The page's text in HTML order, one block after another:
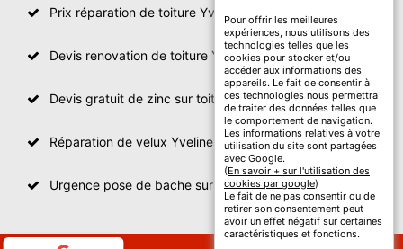
Prix réparation de toiture Yvelines
Devis renovation de toiture Yvelines
Devis gratuit de zinc sur toiture
Réparation de velux Yvelines
Urgence pose de bache sur toiture Yvelines
Pour offrir les meilleures
expériences, nous utilisons des
technologies telles que les
cookies pour stocker et/ou
accéder aux informations des
appareils. Le fait de consentir à
ces technologies nous permettra
de traiter des données telles que
le comportement de navigation.
Les informations relatives à votre
utilisation du site sont partagées
avec Google.
(En savoir + sur l'utilisation des
cookies par google)
Le fait de ne pas consentir ou de
retirer son consentement peut
avoir un effet négatif sur certaines
caractéristiques et fonctions.